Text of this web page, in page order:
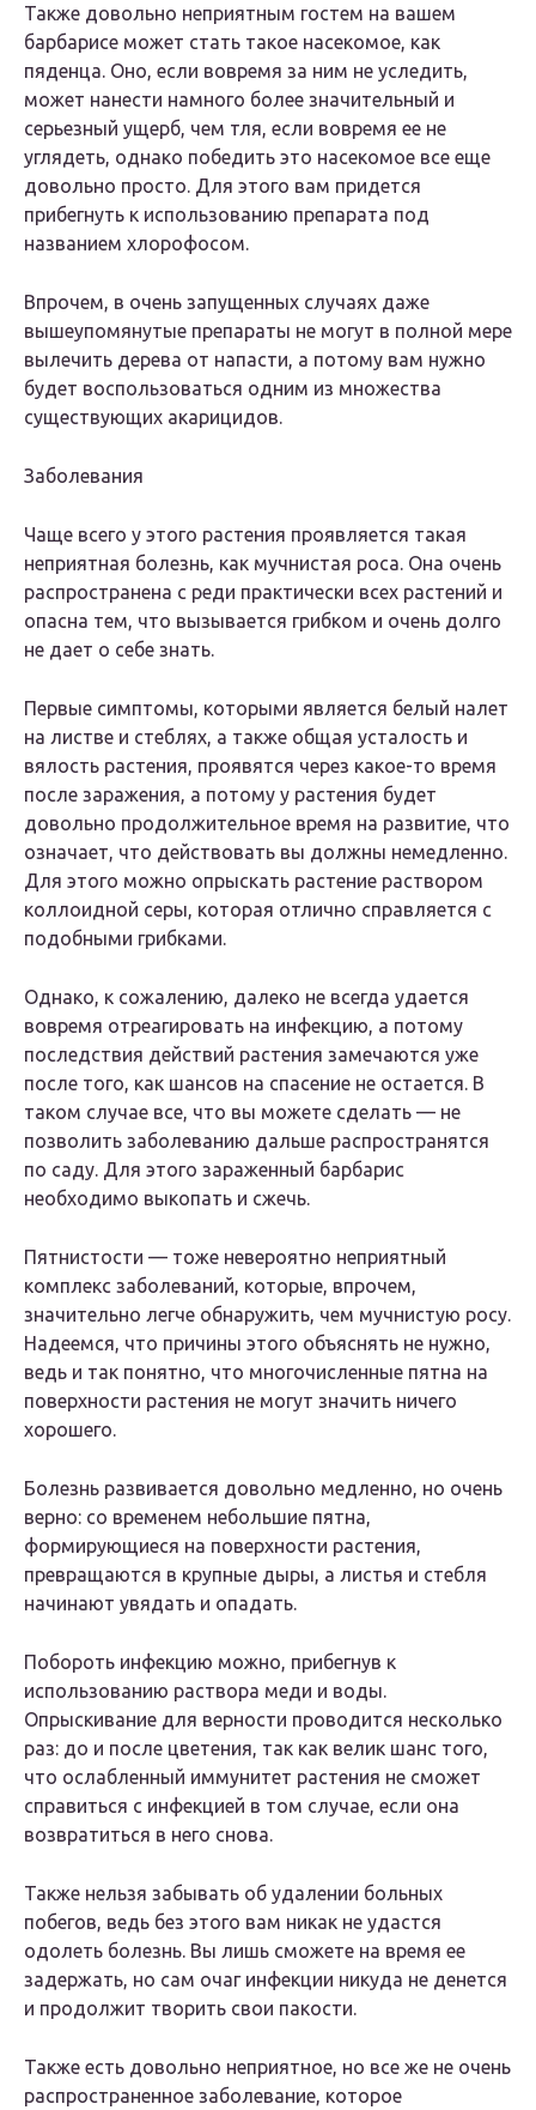
Также довольно неприятным гостем на вашем
барбарисе может стать такое насекомое, как
пяденца. Оно, если вовремя за ним не уследить,
может нанести намного более значительный и
серьезный ущерб, чем тля, если вовремя ее не
углядеть, однако победить это насекомое все еще
довольно просто. Для этого вам придется
прибегнуть к использованию препарата под
названием хлорофосом.
Впрочем, в очень запущенных случаях даже
вышеупомянутые препараты не могут в полной мере
вылечить дерева от напасти, а потому вам нужно
будет воспользоваться одним из множества
существующих акарицидов.
Заболевания
Чаще всего у этого растения проявляется такая
неприятная болезнь, как мучнистая роса. Она очень
распространена с реди практически всех растений и
опасна тем, что вызывается грибком и очень долго
не дает о себе знать.
Первые симптомы, которыми является белый налет
на листве и стеблях, а также общая усталость и
вялость растения, проявятся через какое-то время
после заражения, а потому у растения будет
довольно продолжительное время на развитие, что
означает, что действовать вы должны немедленно.
Для этого можно опрыскать растение раствором
коллоидной серы, которая отлично справляется с
подобными грибками.
Однако, к сожалению, далеко не всегда удается
вовремя отреагировать на инфекцию, а потому
последствия действий растения замечаются уже
после того, как шансов на спасение не остается. В
таком случае все, что вы можете сделать — не
позволить заболеванию дальше распространятся
по саду. Для этого зараженный барбарис
необходимо выкопать и сжечь.
Пятнистости — тоже невероятно неприятный
комплекс заболеваний, которые, впрочем,
значительно легче обнаружить, чем мучнистую росу.
Надеемся, что причины этого объяснять не нужно,
ведь и так понятно, что многочисленные пятна на
поверхности растения не могут значить ничего
хорошего.
Болезнь развивается довольно медленно, но очень
верно: со временем небольшие пятна,
формирующиеся на поверхности растения,
превращаются в крупные дыры, а листья и стебля
начинают увядать и опадать.
Побороть инфекцию можно, прибегнув к
использованию раствора меди и воды.
Опрыскивание для верности проводится несколько
раз: до и после цветения, так как велик шанс того,
что ослабленный иммунитет растения не сможет
справиться с инфекцией в том случае, если она
возвратиться в него снова.
Также нельзя забывать об удалении больных
побегов, ведь без этого вам никак не удастся
одолеть болезнь. Вы лишь сможете на время ее
задержать, но сам очаг инфекции никуда не денется
и продолжит творить свои пакости.
Также есть довольно неприятное, но все же не очень
распространенное заболевание, которое